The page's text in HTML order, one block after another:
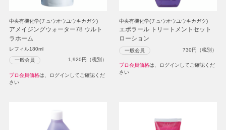
中央有機化学(チュウオウユウキカガク)
アメイジングウォーター78 ウルト
ラホーム
レフィル180ml
一般会員 1,920円（税別）
プロ会員価格は、ログインしてご確認くだ
さい
中央有機化学(チュウオウユウキカガク)
エポラール トリートメントセット
ローション
一般会員 730円（税別）
プロ会員価格は、ログインしてご確認くだ
さい